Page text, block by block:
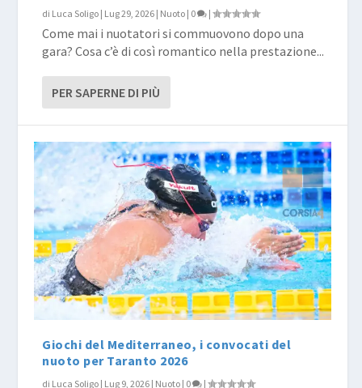
di Luca Soligo | Lug 29, 2026 | Nuoto | 0 |
Come mai i nuotatori si commuovono dopo una
gara? Cosa c’è di così romantico nella prestazione...
PER SAPERNE DI PIÙ
Giochi del Mediterraneo, i convocati del
nuoto per Taranto 2026
di Luca Soligo | Lug 9, 2026 | Nuoto | 0 |